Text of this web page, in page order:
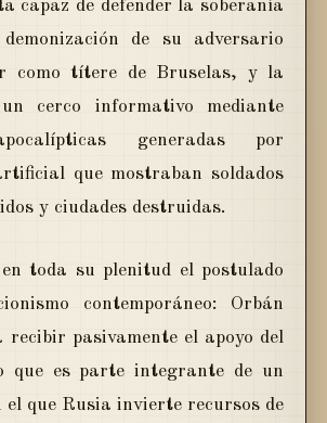
capaz de defender la soberanía
de su adversario
como títere de Bruselas, y la
cerco informativo mediante
generadas por
que mostraban soldados
y ciudades destruidas.
toda su plenitud el postulado
contemporáneo: Orbán
recibir pasivamente el apoyo del
que es parte integrante de un
el que Rusia invierte recursos de